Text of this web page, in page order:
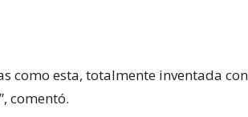
como esta, totalmente inventada
comentó.